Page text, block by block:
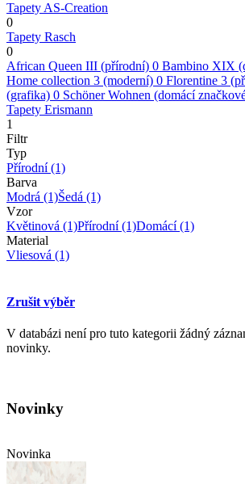
Tapety AS-Creation
0
Tapety Rasch
0
African Queen III (přírodní) 0 Bambino XIX
Home collection 3 (moderní) 0 Florentine 3
(grafika) 0 Schöner Wohnen (domácí
Tapety Erismann
1
Filtr
Typ
Přírodní(1)
Barva
Modrá (1)Šedá (1)
Vzor
Květinová (1)Přírodní(1)Domácí(1)
Material
Vliesová (1)
Zrušit výběr
V databázi není pro tuto kategorii žádný
novinky.
Novinky
Novinka